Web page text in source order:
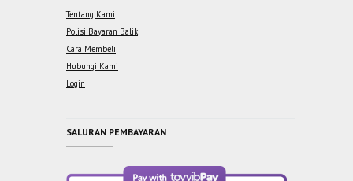
Tentang Kami
Polisi Bayaran Balik
Cara Membeli
Hubungi Kami
Login
SALURAN PEMBAYARAN